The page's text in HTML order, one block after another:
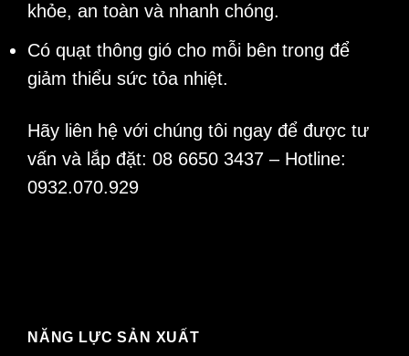
khỏe, an toàn và nhanh chóng.
Có quạt thông gió cho mỗi bên trong để
giảm thiểu sức tỏa nhiệt.
Hãy liên hệ với chúng tôi ngay để được tư
vấn và lắp đặt: 08 6650 3437 – Hotline:
0932.070.929
NĂNG LỰC SẢN XUẤT